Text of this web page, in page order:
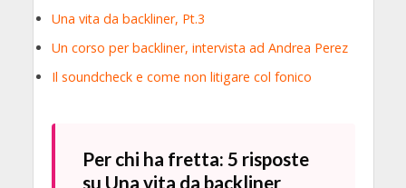
Una vita da backliner, Pt.3
Un corso per backliner, intervista ad Andrea Perez
Il soundcheck e come non litigare col fonico
Per chi ha fretta: 5 risposte
su Una vita da backliner